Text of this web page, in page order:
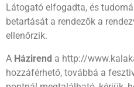
Látogató elfogadta, és
betartását a rendezők a
ellenőrzik.
A Házirend a http://
hozzáférhető, továbbá a